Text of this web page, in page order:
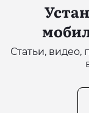
Статьи, видео,